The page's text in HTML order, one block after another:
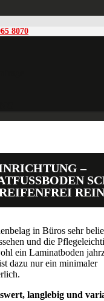
8070
–
in Büros sehr
und die
ein Laminatboden
dazu nur ein minimaler
langlebig und